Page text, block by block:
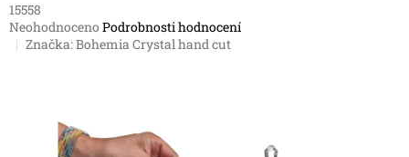
15558
Průměrné
hodnocení
hvězdiček.
Neohodnoceno Podrobnosti hodnocení
Značka:Bohemia Crystal hand cut